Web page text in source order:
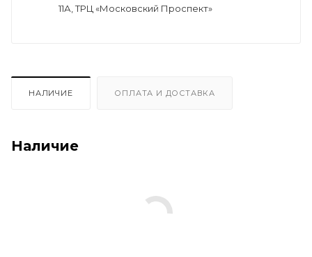
11А, ТРЦ «Московский Проспект»
НАЛИЧИЕ ОПЛАТА И ДОСТАВКА
Наличие